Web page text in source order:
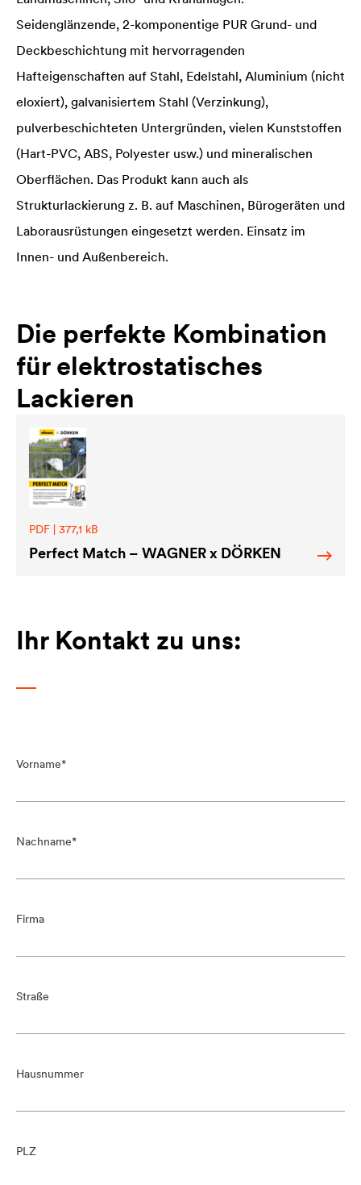
Seidenglänzende, 2-komponentige PUR Grund- und
Deckbeschichtung mit hervorragenden
Hafteigenschaften auf Stahl, Edelstahl, Aluminium (nicht
eloxiert), galvanisiertem Stahl (Verzinkung),
pulverbeschichteten Untergründen, vielen Kunststoffen
(Hart-PVC, ABS, Polyester usw.) und mineralischen
Oberflächen. Das Produkt kann auch als
Strukturlackierung z. B. auf Maschinen, Bürogeräten und
Laborausrüstungen eingesetzt werden. Einsatz im
Innen- und Außenbereich.
Die perfekte Kombination
für elektrostatisches
Lackieren
PDF | 377,1 kB
Perfect Match – WAGNER x DÖRKEN
Ihr Kontakt zu uns:
Vorname
Nachname
Firma
Straße
Hausnummer
PLZ